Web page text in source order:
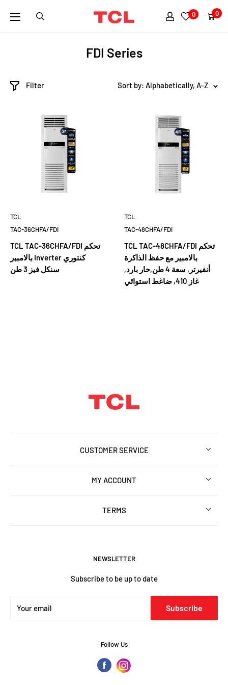
0 0
FDI Series
Filter Sort by: Alphabetically, A-Z
TCL
TAC-36CHFA/FDI
TCL TAC-36CHFA/FDI تحكم
بالامبير Inverter كنتوري
سنكل فيز 3 طن
TCL
TAC-48CHFA/FDI
TCL TAC-48CHFA/FDI تحكم
بالامبير مع حفظ الذاكرة
أنفيرتر, سعة 4 طن,حار بارد,
غاز 410, ضاغط استوائي
CUSTOMER SERVICE
MY ACCOUNT
TERMS
NEWSLETTER
Subscribe to be up to date
Your email Subscribe
Follow Us